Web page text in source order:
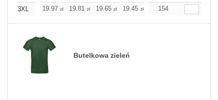
3XL
19.97 zł 19.81 zł 19.65 zł 19.45 zł 19.28zł
154
Butelkowa zieleń